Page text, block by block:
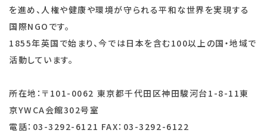
を進め、人権や健康や環境が守られる平和な世界を実現する
国際NGOです。
1855年英国で始まり、今では日本を含む100以上の国・地域で
活動しています。
所在地：〒101-0062 東京都千代田区神田駿河台1-8-11東
京YWCA会館302号室
電話：03-3292-6121 FAX：03-3292-6122